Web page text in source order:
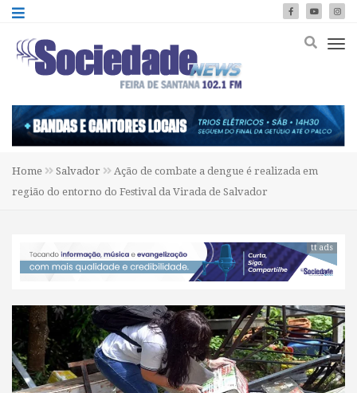
Home Salvador
Ação de combate a dengue é realizada em
região do entorno do Festival da Virada de Salvador
tt ads